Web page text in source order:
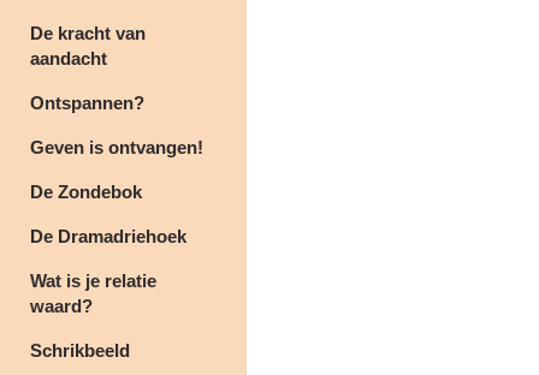
De kracht van
aandacht
Ontspannen?
Geven is ontvangen!
De Zondebok
De Dramadriehoek
Wat is je relatie
waard?
Schrikbeeld